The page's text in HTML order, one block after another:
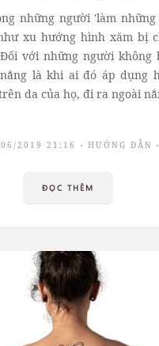
những người 'làm
xu hướng hình xăm bị
với những người không
là khi ai đó áp dụng
da của họ, đi ra ngoài
2019 21:16 HƯỚNG DẪN
ĐỌC THÊM